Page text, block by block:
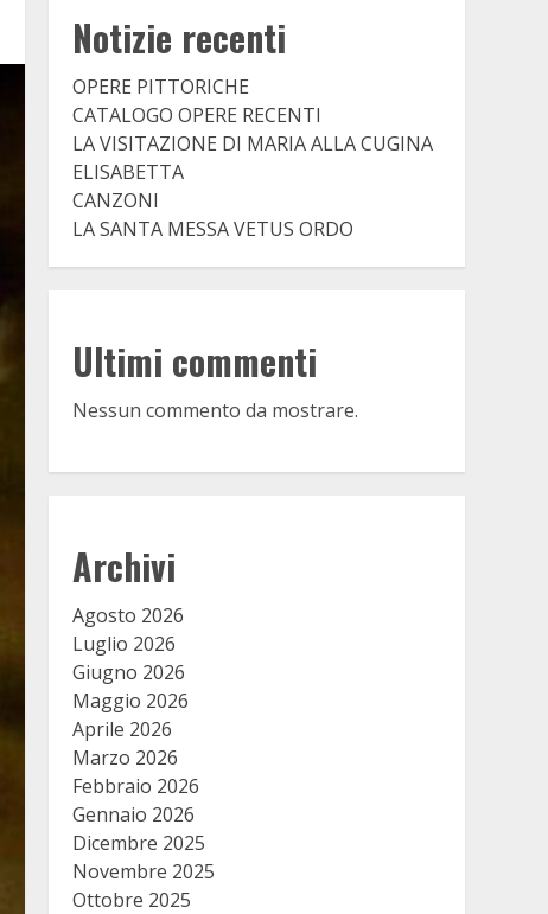
Notizie recenti
OPERE PITTORICHE
CATALOGO OPERE RECENTI
LA VISITAZIONE DI MARIA ALLA CUGINA
ELISABETTA
CANZONI
LA SANTA MESSA VETUS ORDO
Ultimi commenti
Nessun commento da mostrare.
Archivi
Agosto 2026
Luglio 2026
Giugno 2026
Maggio 2026
Aprile 2026
Marzo 2026
Febbraio 2026
Gennaio 2026
Dicembre 2025
Novembre 2025
Ottobre 2025